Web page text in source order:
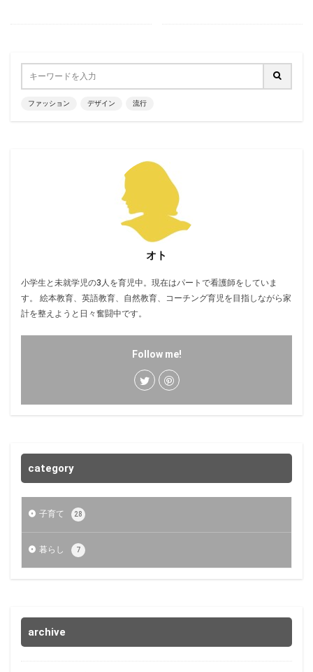
ファッション デザイン 流行
オト
小学生と未就学児の3人を育児中。現在はパートで看護師をしていま
す。 絵本教育、英語教育、自然教育、コーチング育児を目指しながら家
計を整えようと日々奮闘中です。
Follow me!
category
子育て 28
暮らし 7
archive